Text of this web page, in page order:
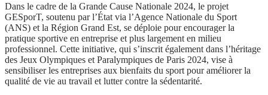
Dans le cadre de la Grande Cause Nationale 2024, le projet
GESporT, soutenu par l’État via l’Agence Nationale du Sport
(ANS) et la Région Grand Est, se déploie pour encourager la
pratique sportive en entreprise et plus largement en milieu
professionnel. Cette initiative, qui s’inscrit également dans l’héritage
des Jeux Olympiques et Paralympiques de Paris 2024, vise à
sensibiliser les entreprises aux bienfaits du sport pour améliorer la
qualité de vie au travail et lutter contre la sédentarité.